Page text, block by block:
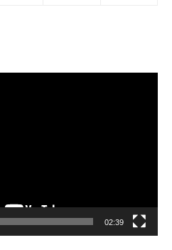
02:39